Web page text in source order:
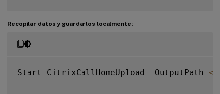
Recopilar datos y guardarlos localmente:
Start - CitrixCallHomeUpload - OutputPath <